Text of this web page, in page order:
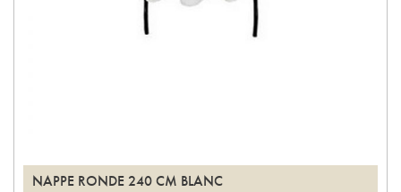
NAPPE RONDE 240 CM BLANC